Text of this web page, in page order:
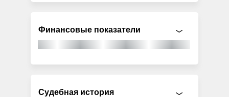
Финансовые показатели
Судебная история